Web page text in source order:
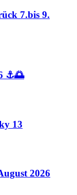
7.bis 9.
⚓🌅
13
2026